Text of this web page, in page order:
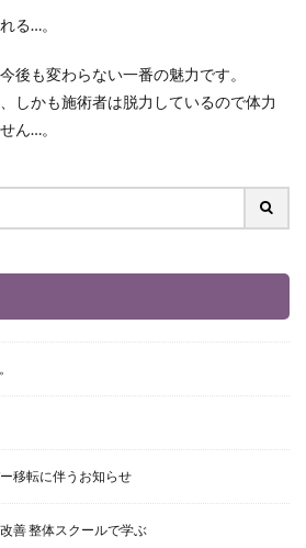
る…。
後も変わらない一番の魅力です。
しかも施術者は脱力しているので体力
ん…。
移転に伴うお知らせ
善 整体スクールで学ぶ